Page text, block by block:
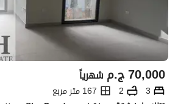
ج.م70,000 شهرياً
3
2
167 متر مربع